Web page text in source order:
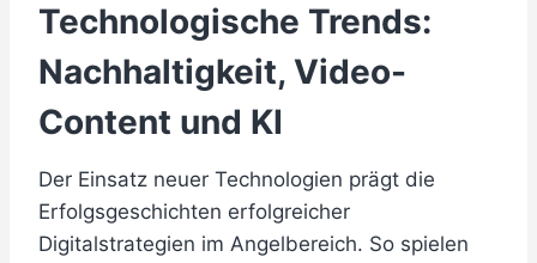
Technologische Trends:
Nachhaltigkeit, Video-
Content und KI
Der Einsatz neuer Technologien prägt die
Erfolgsgeschichten erfolgreicher
Digitalstrategien im Angelbereich. So spielen